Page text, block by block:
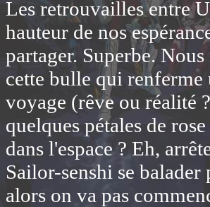
Les retrouvailles entre
hauteur de nos
partager. Superbe.
cette bulle qui
voyage (rêve ou réalité
quelques pétales de
dans l'espace ? Eh,
Sailor-senshi se
alors on va pas